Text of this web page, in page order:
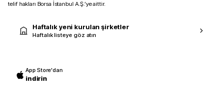
telif hakları Borsa İstanbul A.Ş.’ye aittir.
Haftalık yeni kurulan şirketler
Haftalık listeye göz atın
App Store'dan
indirin